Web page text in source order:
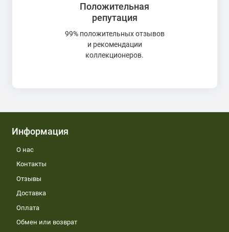
Положительная
репутация
99% положительных отзывов
и рекомендации
коллекционеров.
Информация
О нас
Контакты
Отзывы
Доставка
Оплата
Обмен или возврат